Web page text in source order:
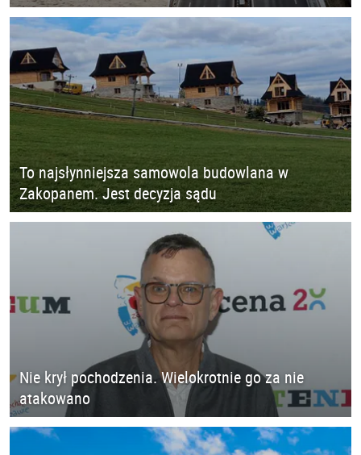
To najsłynniejsza samowola budowlana w
Zakopanem. Jest decyzja sądu
Nie krył pochodzenia. Wielokrotnie go za nie
atakowano